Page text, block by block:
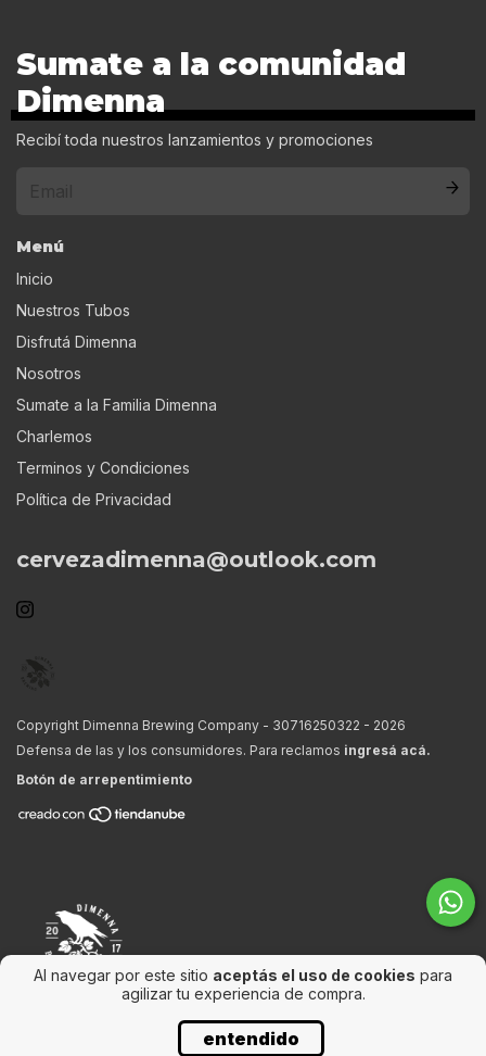
Al navegar por este sitio aceptás el uso de cookies para
agilizar tu experiencia de compra.
entendido
Sumate a la comunidad
Dimenna
Recibí toda nuestros lanzamientos y promociones
Menú
Inicio
Nuestros Tubos
Disfrutá Dimenna
Nosotros
Sumate a la Familia Dimenna
Charlemos
Terminos y Condiciones
Política de Privacidad
cervezadimenna@outlook.com
Copyright Dimenna Brewing Company - 30716250322 - 2026
Defensa de las y los consumidores. Para reclamos ingresá acá.
Botón de arrepentimiento